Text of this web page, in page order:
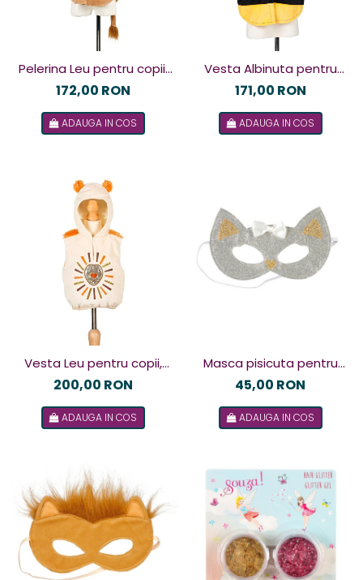
Pelerina Leu pentru copii,
Souza!
172,00 RON
ADAUGA IN COS
Vesta Albinuta pentru
copii, Souza!
171,00 RON
ADAUGA IN COS
Vesta Leu pentru copii,
Souza!
200,00 RON
ADAUGA IN COS
Masca pisicuta pentru
copii, Souza!
45,00 RON
ADAUGA IN COS